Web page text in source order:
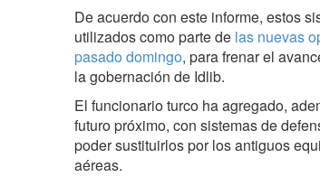
De acuerdo con este informe, estos
utilizados como parte de las nuevas
pasado domingo, para frenar el
la gobernación de Idlib.
El funcionario turco ha agregado,
futuro próximo, con sistemas de
poder sustituirlos por los antiguos
aéreas.